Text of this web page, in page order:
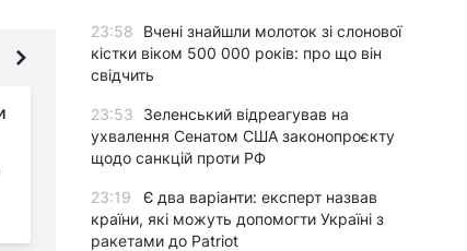
Україна їде на G7 з
новими козирями:
головне тепер -
переконати Трампа, - Politico
23:58
Вчені знайшли молоток зі слонової
кістки віком 500 000 років: про що він
свідчить
23:53
Зеленський відреагував на
ухвалення Сенатом США законопроєкту
щодо санкцій проти РФ
23:19
Є два варіанти: експерт назвав
країни, які можуть допомогти Україні з
ракетами до Patriot